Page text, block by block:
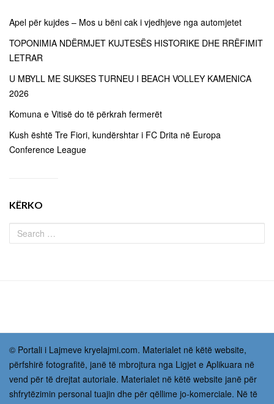
Apel për kujdes – Mos u bëni cak i vjedhjeve nga automjetet
TOPONIMIA NDËRMJET KUJTESËS HISTORIKE DHE RRËFIMIT
LETRAR
U MBYLL ME SUKSES TURNEU I BEACH VOLLEY KAMENICA
2026
Komuna e Vitisë do të përkrah fermerët
Kush është Tre Fiori, kundërshtar i FC Drita në Europa
Conference League
KËRKO
© Portali i Lajmeve kryelajmi.com. Materialet në këtë website,
përfshirë fotografitë, janë të mbrojtura nga Ligjet e Aplikuara në
vend për të drejtat autoriale. Materialet në këtë website janë për
shfrytëzimin personal tuajin dhe për qëllime jo-komerciale. Në të